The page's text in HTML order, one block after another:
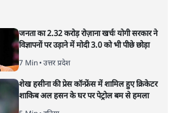
डालता घोषणा प्रधान